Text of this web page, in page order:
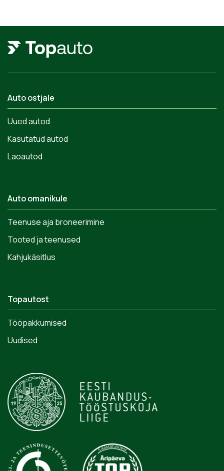
Auto ostjale
Uued autod
Kasutatud autod
Laoautod
Auto omanikule
Teenuse aja broneerimine
Tooted ja teenused
Kahjukäsitlus
Topautost
Tööpakkumised
Uudised